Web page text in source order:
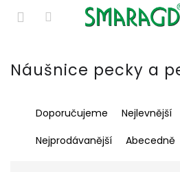
obsah
Náušnice pecky a
Ř
aDoporučujeme Nejlevnější
Nejprodávanější
Abecedně